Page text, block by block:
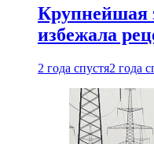
Крупнейшая
избежала
2 года спустя2 года